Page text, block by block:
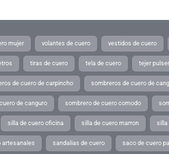
mujer volantes de cuero vestidos de cuero
tiras de cuero tela de cuero tejer
de cuero de carpincho sombreros de cuero de
de canguro sombrero de cuero comodo
silla de cuero oficina silla de cuero marron silla
artesanales sandalias de cuero saco de cuero